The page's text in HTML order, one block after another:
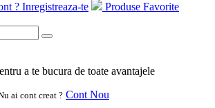
? Inregistreaza-te Produse Favorite
a te bucura de toate avantajele
ai cont creat ? Cont Nou